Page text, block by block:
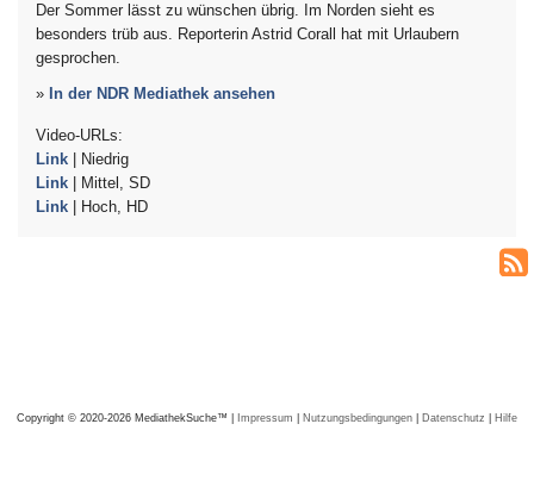
Der Sommer lässt zu wünschen übrig. Im Norden sieht es
besonders trüb aus. Reporterin Astrid Corall hat mit Urlaubern
gesprochen.
» In der NDR Mediathek ansehen
Video-URLs:
Link | Niedrig
Link | Mittel, SD
Link | Hoch, HD
Copyright © 2020-2026 MediathekSuche™ | Impressum | Nutzungsbedingungen | Datenschutz | Hilfe